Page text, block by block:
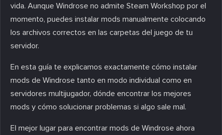
vida. Aunque Windrose no admite Steam Workshop por el
momento, puedes instalar mods manualmente colocando
los archivos correctos en las carpetas del juego de tu
servidor.
En esta guía te explicamos exactamente cómo instalar
mods de Windrose tanto en modo individual como en
servidores multijugador, dónde encontrar los mejores
mods y cómo solucionar problemas si algo sale mal.
El mejor lugar para encontrar mods de Windrose ahora